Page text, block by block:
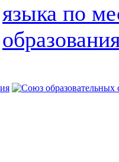
языка по